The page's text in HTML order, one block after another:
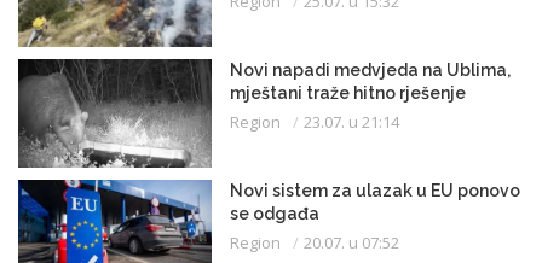
Novi napadi medvjeda na Ublima,
mještani traže hitno rješenje
Region 23.07. u 21:14
Novi sistem za ulazak u EU ponovo
se odgađa
Region 20.07. u 07:52